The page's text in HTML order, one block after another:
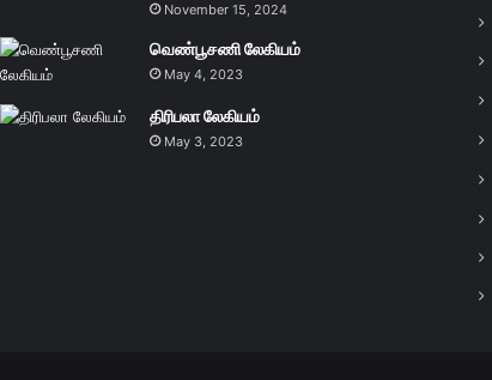
November 15, 2024
வெண்பூசணி லேகியம்
May 4, 2023
திரிபலா லேகியம்
May 3, 2023